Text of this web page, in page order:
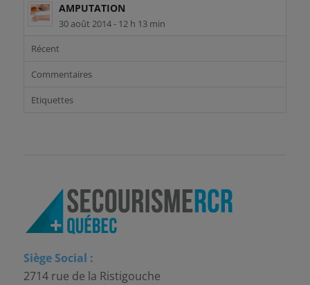
AMPUTATION
30 août 2014 - 12 h 13 min
Récent
Commentaires
Etiquettes
Siège Social :
2714 rue de la Ristigouche